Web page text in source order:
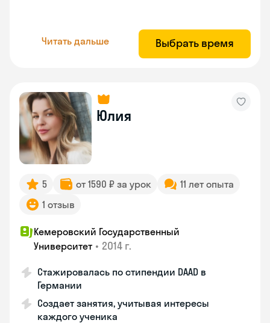
Читать дальше Выбрать время
Юлия
5 от 1590 ₽ за урок
11 лет опыта
1 отзыв
Кемеровский Государственный
Университет • 2014 г.
Стажировалась по стипендии DAAD в
Германии
Создает занятия, учитывая интересы
каждого ученика